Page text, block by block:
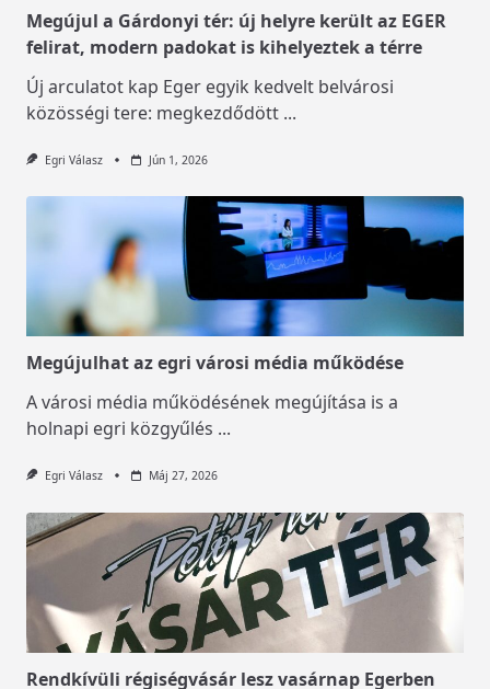
Megújul a Gárdonyi tér: új helyre került az EGER
felirat, modern padokat is kihelyeztek a térre
Új arculatot kap Eger egyik kedvelt belvárosi
közösségi tere: megkezdődött ...
Egri Válasz Jún 1, 2026
Megújulhat az egri városi média működése
A városi média működésének megújítása is a
holnapi egri közgyűlés ...
Egri Válasz Máj 27, 2026
Rendkívüli régiségvásár lesz vasárnap Egerben